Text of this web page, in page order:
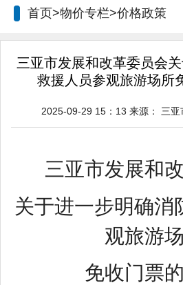
首页>物价专栏>价格政策
三亚市发展和改革委员会
救援人员参观旅游场所
2025-09-29 15：13 来源： 三亚
三亚市发展和
关于进一步明确消
观旅游
免收门票